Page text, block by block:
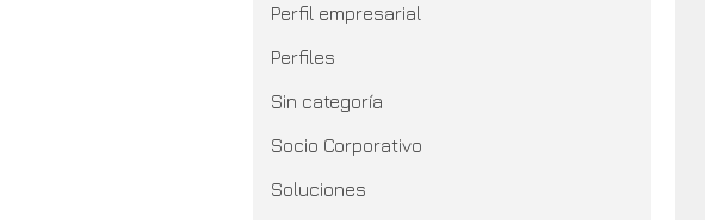
Perfil empresarial
Perfiles
Sin categoría
Socio Corporativo
Soluciones